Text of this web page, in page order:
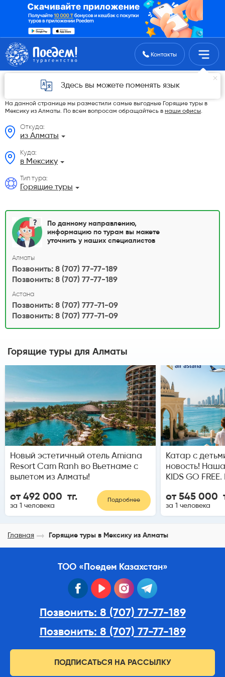
Поиск туровКонтакты
Здесь вы можете поменять язык
Горящие туры в Мексику из Алматы в 2026
На данной странице мы разместили самые выгодные Горящие туры в
Мексику из Алматы. По всем вопросам обращайтесь в наши офисы.
Откуда:
из Алматы
Куда:
в Мексику
Тип тура:
Горящие туры
По данному направлению,
информацию по турам вы можете
уточнить у наших специалистов
Алматы
Позвонить: 8 (707) 77-77-189
Позвонить: 8 (707) 77-77-189
Астана
Позвонить: 8 (707) 777-71-09
Позвонить: 8 (707) 777-71-09
Горящие туры для Алматы
Новый эстетичный отель Amiana
Resort Cam Ranh во Вьетнаме с
вылетом из Алматы!
от 492 000 тг.
за 1 человека
Подробнее
Катар с
новость!
KIDS GO
от 545 000
за 1 человека
Главная Горящие туры в Мексику из Алматы
ТОО «Поедем Казахстан»
facebook youtube instagram
Позвонить: 8 (707) 77-77-189
Позвонить: 8 (707) 77-77-189
ПОДПИСАТЬСЯ НА РАССЫЛКУ